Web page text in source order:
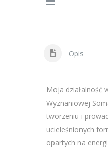
Opis
Moja działalność
Wyznaniowej
tworzeniu i
ucieleśnionych
opartych na